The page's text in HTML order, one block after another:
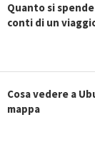
Quanto si
conti di un
Cosa vedere a
mappa